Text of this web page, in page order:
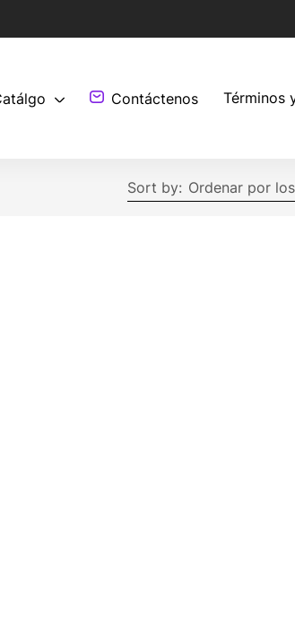
Contáctenos Términos
Sort by: Ordenar por